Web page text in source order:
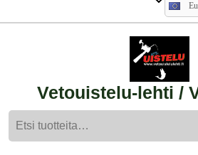
Vetouistelu-lehti /